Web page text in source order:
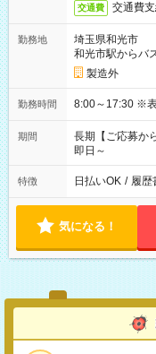
交通費 交通費支
勤務地
埼玉県和光市
和光市駅からバ
製造外
勤務時間 8:00
期間
長期【ご応募か
即日～
特徴 日払いOK / 履歴
気になる！